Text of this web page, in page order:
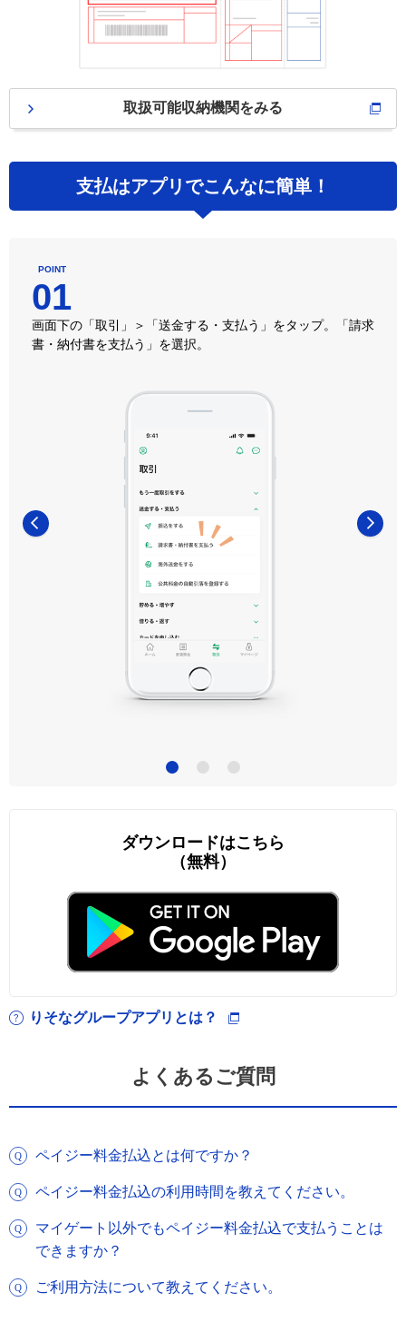
取扱可能収納機関をみる
支払はアプリでこんなに簡単！
POINT
01
画面下の「取引」＞「送金する・支払う」をタップ。「請求
書・納付書を支払う」を選択。
ダウンロードはこちら
（無料）
りそなグループアプリとは？
よくあるご質問
ペイジー料金払込とは何ですか？
ペイジー料金払込の利用時間を教えてください。
マイゲート以外でもペイジー料金払込で支払うことは
できますか？
ご利用方法について教えてください。